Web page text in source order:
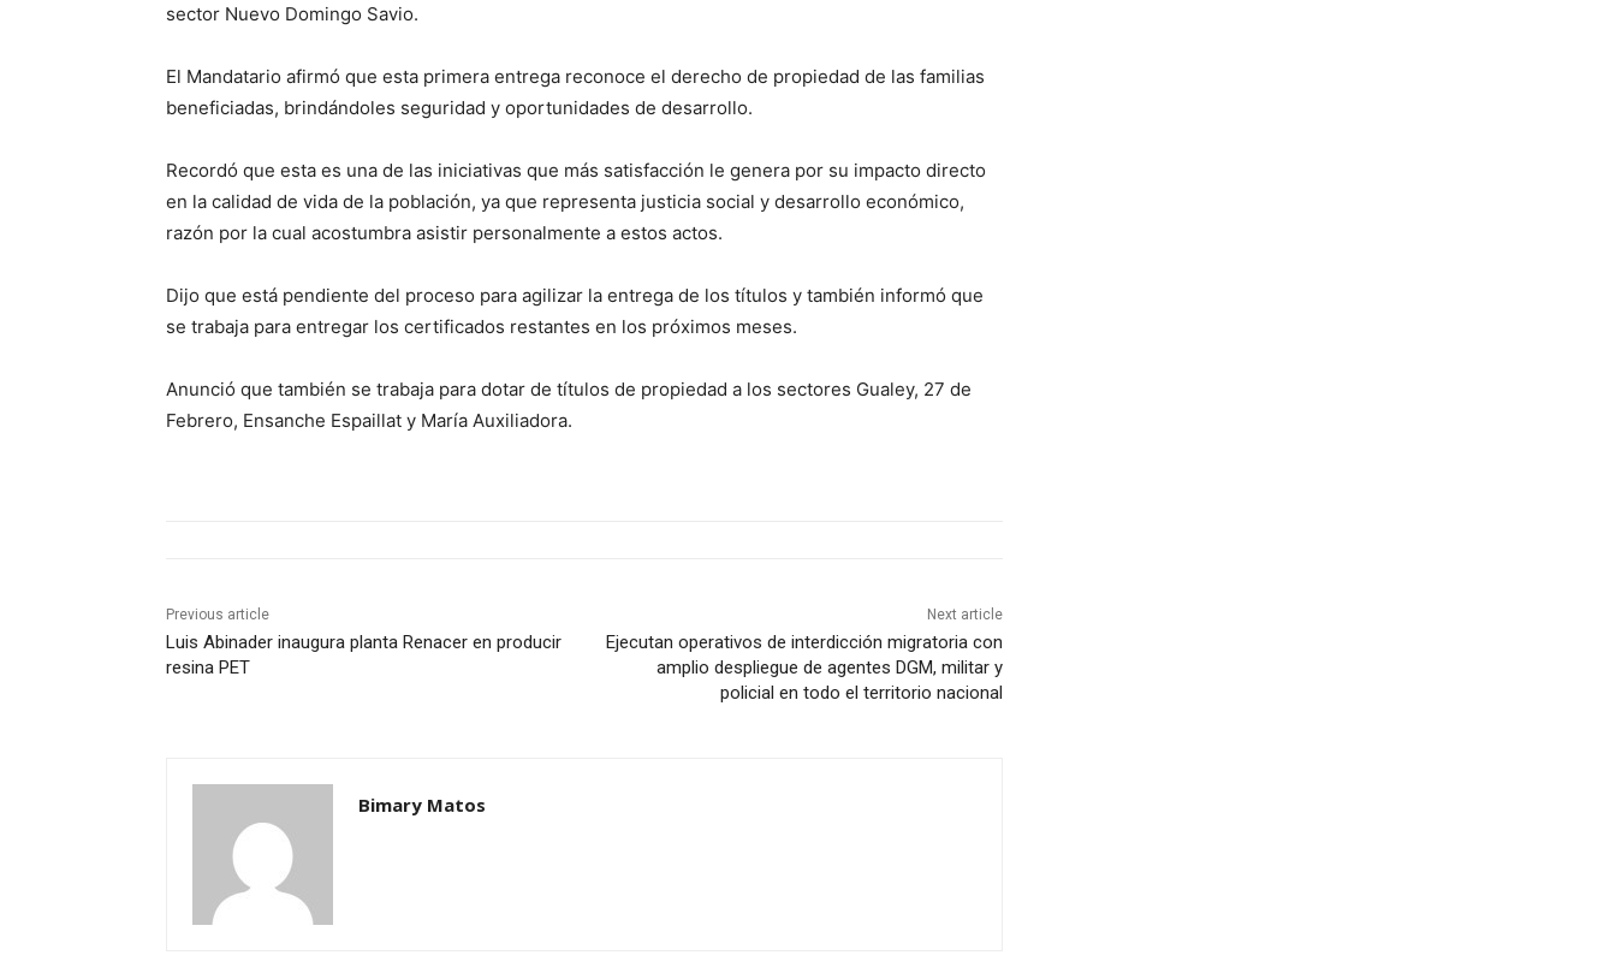
sector Nuevo Domingo Savio.
El Mandatario afirmó que esta primera entrega reconoce el derecho de propiedad de las familias
beneficiadas, brindándoles seguridad y oportunidades de desarrollo.
Recordó que esta es una de las iniciativas que más satisfacción le genera por su impacto directo
en la calidad de vida de la población, ya que representa justicia social y desarrollo económico,
razón por la cual acostumbra asistir personalmente a estos actos.
Dijo que está pendiente del proceso para agilizar la entrega de los títulos y también informó que
se trabaja para entregar los certificados restantes en los próximos meses.
Anunció que también se trabaja para dotar de títulos de propiedad a los sectores Gualey, 27 de
Febrero, Ensanche Espaillat y María Auxiliadora.
Previous article
Luis Abinader inaugura planta Renacer en producir
resina PET
Next article
Ejecutan operativos de interdicción migratoria con
amplio despliegue de agentes DGM, militar y
policial en todo el territorio nacional
Bimary Matos